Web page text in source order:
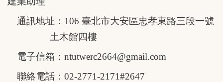
通訊地址： 106臺北市大安區忠孝東路三段一號
土木館四樓
電子信箱：ntutwerc2664@gmail.com
聯絡電話：02-2771-2171#2647